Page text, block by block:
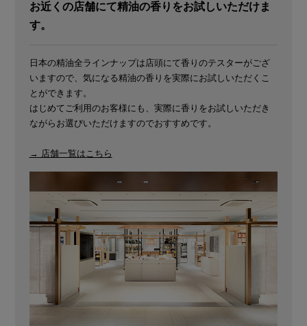
お近くの店舗にて精油の香りをお試しいただけま
す。
日本の精油全ラインナップは店頭にて香りのテスターがござ
いますので、気になる精油の香りを実際にお試しいただくこ
とができます。
はじめてご利用のお客様にも、実際に香りをお試しいただき
ながらお選びいただけますのでおすすめです。
→ 店舗一覧はこちら